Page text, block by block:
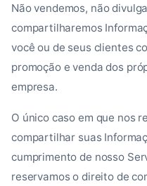
Não vendemos, não
compartilharemos
você ou de seus clientes
promoção e venda dos
empresa.
O único caso em que nos
compartilhar suas
cumprimento de nosso
reservamos o direito de